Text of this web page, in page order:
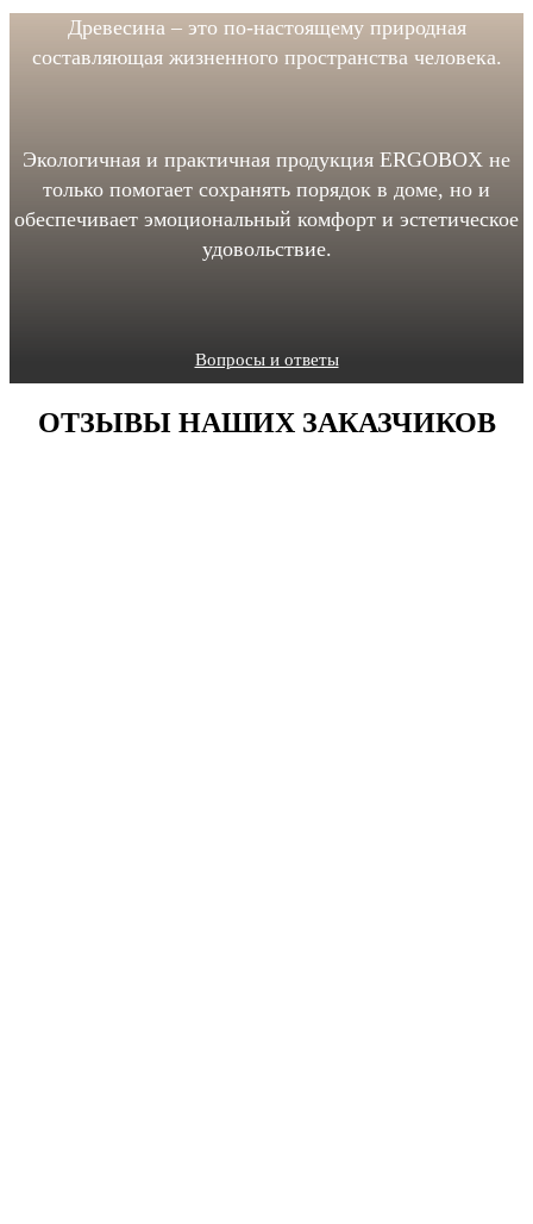
Древесина – это по-настоящему природная
составляющая жизненного пространства человека.
Экологичная и практичная продукция ERGOBOX не
только помогает сохранять порядок в доме, но и
обеспечивает эмоциональный комфорт и эстетическое
удовольствие.
Вопросы и ответы
ОТЗЫВЫ НАШИХ ЗАКАЗЧИКОВ